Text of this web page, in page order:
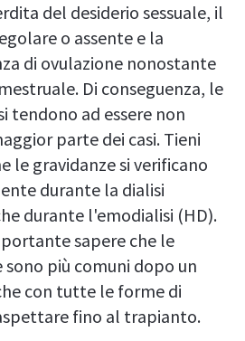
del desiderio sessuale, il
o assente e la
di ovulazione nonostante
Di conseguenza, le
tendono ad essere non
parte dei casi. Tieni
le gravidanze si verificano
durante la dialisi
durante l'emodialisi (HD).
sapere che le
sono più comuni dopo un
con tutte le forme di
fino al trapianto.